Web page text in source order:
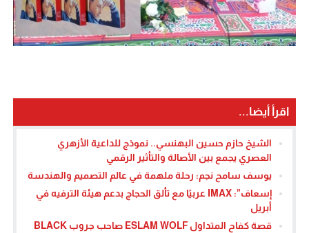
اقرأ أيضا...
الشيخ حازم حسين البهنسي.. نموذج للداعية الأزهري
العصري يجمع بين الأصالة والتأثير الرقمي
يوسف سامح نجم: رحلة ملهمة في عالم التصميم والهندسة
إسعاف”: IMAX عربيًا مع تألق الحجاج بدعم هيئة الترفيه في
أبريل
قصة كفاح المتداول ESLAM WOLF صاحب جروب BLACK